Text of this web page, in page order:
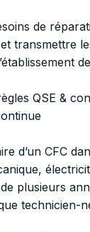
de
transmettre
QSE &
d’un CFC
plusieurs
technicien-